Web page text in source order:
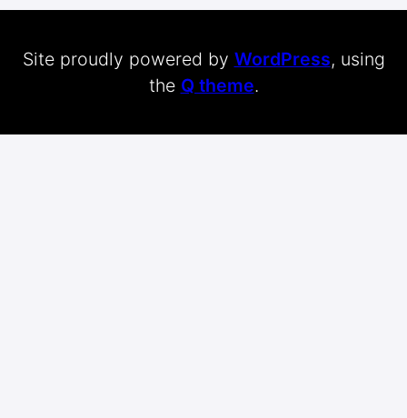
Site proudly powered by WordPress, using
the Q theme.